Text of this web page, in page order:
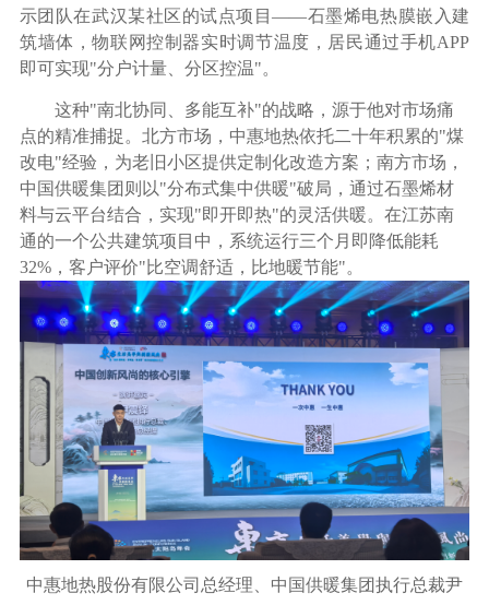
示团队在武汉某社区的试点项目——石墨烯电热膜嵌入建
筑墙体，物联网控制器实时调节温度，居民通过手机APP
即可实现"分户计量、分区控温"。
这种"南北协同、多能互补"的战略，源于他对市场痛
点的精准捕捉。北方市场，中惠地热依托二十年积累的"煤
改电"经验，为老旧小区提供定制化改造方案；南方市场，
中国供暖集团则以"分布式集中供暖"破局，通过石墨烯材
料与云平台结合，实现"即开即热"的灵活供暖。在江苏南
通的一个公共建筑项目中，系统运行三个月即降低能耗
32%，客户评价"比空调舒适，比地暖节能"。
中惠地热股份有限公司总经理、中国供暖集团执行总裁尹